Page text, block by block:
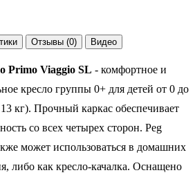
Отзывы (0) Видео
Primo Viaggio SL - комфортное и
кресло группы 0+ для детей от 0 до
кг). Прочный каркас обеспечивает
со всех четырех сторон. Peg
может использоваться в домашних
либо как кресло-качалка. Оснащено